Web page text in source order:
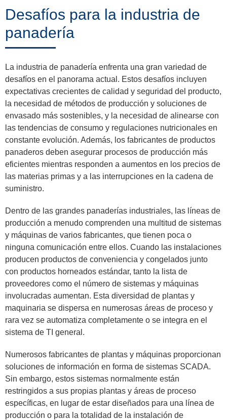
Desafíos para la industria de
panadería
La industria de panadería enfrenta una gran variedad de
desafíos en el panorama actual. Estos desafíos incluyen
expectativas crecientes de calidad y seguridad del producto,
la necesidad de métodos de producción y soluciones de
envasado más sostenibles, y la necesidad de alinearse con
las tendencias de consumo y regulaciones nutricionales en
constante evolución. Además, los fabricantes de productos
panaderos deben asegurar procesos de producción más
eficientes mientras responden a aumentos en los precios de
las materias primas y a las interrupciones en la cadena de
suministro.
Dentro de las grandes panaderías industriales, las líneas de
producción a menudo comprenden una multitud de sistemas
y máquinas de varios fabricantes, que tienen poca o
ninguna comunicación entre ellos. Cuando las instalaciones
producen productos de conveniencia y congelados junto
con productos horneados estándar, tanto la lista de
proveedores como el número de sistemas y máquinas
involucradas aumentan. Esta diversidad de plantas y
maquinaria se dispersa en numerosas áreas de proceso y
rara vez se automatiza completamente o se integra en el
sistema de TI general.
Numerosos fabricantes de plantas y máquinas proporcionan
soluciones de información en forma de sistemas SCADA.
Sin embargo, estos sistemas normalmente están
restringidos a sus propias plantas y áreas de proceso
específicas, en lugar de estar diseñados para una línea de
producción o para la totalidad de la instalación de